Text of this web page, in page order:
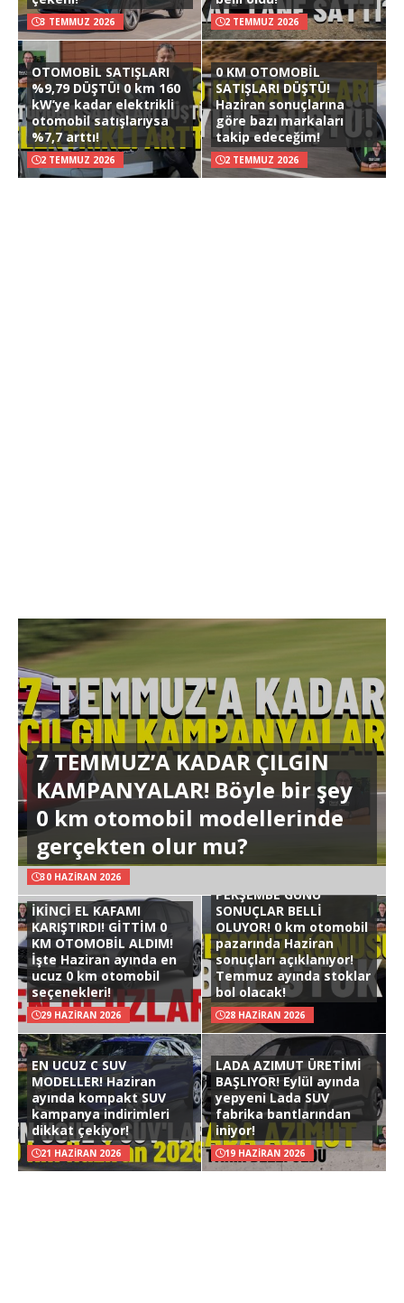
3 TEMMUZ 2026 2 TEMMUZ 2026
OTOMOBİL SATIŞLARI
%9,79 DÜŞTÜ! 0 km 160
kW’ye kadar elektrikli
otomobil satışlarıysa
%7,7 arttı!
2 TEMMUZ 2026
0 KM OTOMOBİL
SATIŞLARI DÜŞTÜ!
Haziran sonuçlarına
göre bazı markaları
takip edeceğim!
2 TEMMUZ 2026
7 TEMMUZ’A KADAR ÇILGIN
KAMPANYALAR! Böyle bir şey
0 km otomobil modellerinde
gerçekten olur mu?
30 HAZIRAN 2026
İKİNCİ EL KAFAMI
KARIŞTIRDI! GİTTİM 0
KM OTOMOBİL ALDIM!
İşte Haziran ayında en
ucuz 0 km otomobil
seçenekleri!
29 HAZIRAN 2026
PERŞEMBE GÜNÜ
SONUÇLAR BELLİ
OLUYOR! 0 km otomobil
pazarında Haziran
sonuçları açıklanıyor!
Temmuz ayında stoklar
bol olacak!
28 HAZIRAN 2026
EN UCUZ C SUV
MODELLER! Haziran
ayında kompakt SUV
kampanya indirimleri
dikkat çekiyor!
21 HAZIRAN 2026
LADA AZIMUT ÜRETİMİ
BAŞLIYOR! Eylül ayında
yepyeni Lada SUV
fabrika bantlarından
iniyor!
19 HAZIRAN 2026